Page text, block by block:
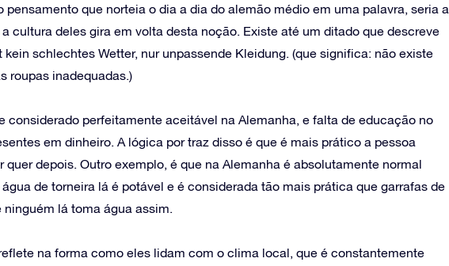
pensamento que norteia o dia a dia do alemão médio em uma palavra, seria a
cultura deles gira em volta desta noção. Existe até um ditado que descreve
schlechtes Wetter, nur unpassende Kleidung. (que significa: não existe
roupas inadequadas.)
considerado perfeitamente aceitável na Alemanha, e falta de educação no
em dinheiro. A lógica por traz disso é que é mais prático a pessoa
quer depois. Outro exemplo, é que na Alemanha é absolutamente normal
de torneira lá é potável e é considerada tão mais prática que garrafas de
lá toma água assim.
na forma como eles lidam com o clima local, que é constantemente